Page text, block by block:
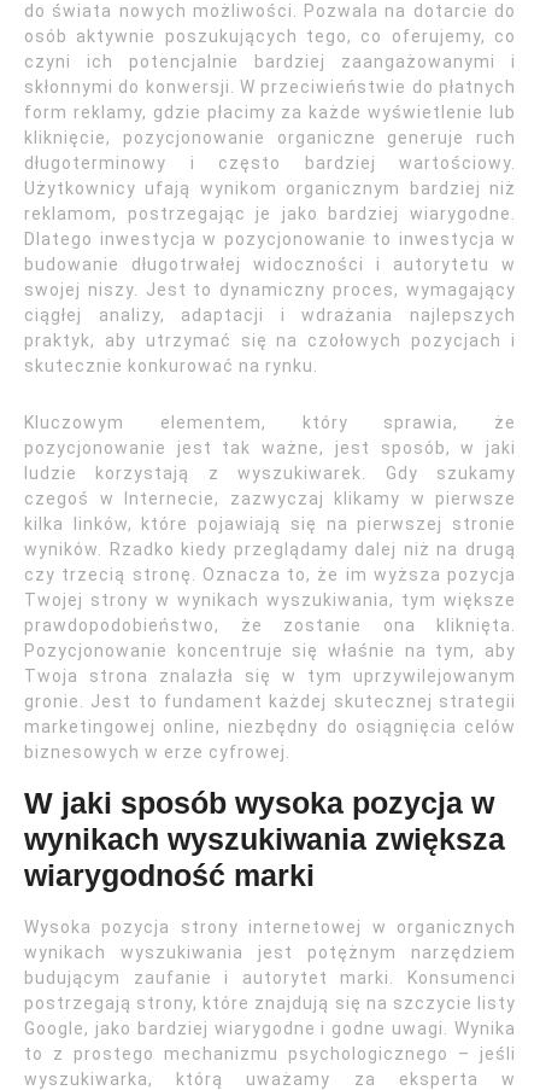
do świata nowych możliwości. Pozwala na dotarcie do
osób aktywnie poszukujących tego, co oferujemy, co
czyni ich potencjalnie bardziej zaangażowanymi i
skłonnymi do konwersji. W przeciwieństwie do płatnych
form reklamy, gdzie płacimy za każde wyświetlenie lub
kliknięcie, pozycjonowanie organiczne generuje ruch
długoterminowy i często bardziej wartościowy.
Użytkownicy ufają wynikom organicznym bardziej niż
reklamom, postrzegając je jako bardziej wiarygodne.
Dlatego inwestycja w pozycjonowanie to inwestycja w
budowanie długotrwałej widoczności i autorytetu w
swojej niszy. Jest to dynamiczny proces, wymagający
ciągłej analizy, adaptacji i wdrażania najlepszych
praktyk, aby utrzymać się na czołowych pozycjach i
skutecznie konkurować na rynku.
Kluczowym elementem, który sprawia, że
pozycjonowanie jest tak ważne, jest sposób, w jaki
ludzie korzystają z wyszukiwarek. Gdy szukamy
czegoś w Internecie, zazwyczaj klikamy w pierwsze
kilka linków, które pojawiają się na pierwszej stronie
wyników. Rzadko kiedy przeglądamy dalej niż na drugą
czy trzecią stronę. Oznacza to, że im wyższa pozycja
Twojej strony w wynikach wyszukiwania, tym większe
prawdopodobieństwo, że zostanie ona kliknięta.
Pozycjonowanie koncentruje się właśnie na tym, aby
Twoja strona znalazła się w tym uprzywilejowanym
gronie. Jest to fundament każdej skutecznej strategii
marketingowej online, niezbędny do osiągnięcia celów
biznesowych w erze cyfrowej.
W jaki sposób wysoka pozycja w
wynikach wyszukiwania zwiększa
wiarygodność marki
Wysoka pozycja strony internetowej w organicznych
wynikach wyszukiwania jest potężnym narzędziem
budującym zaufanie i autorytet marki. Konsumenci
postrzegają strony, które znajdują się na szczycie listy
Google, jako bardziej wiarygodne i godne uwagi. Wynika
to z prostego mechanizmu psychologicznego – jeśli
wyszukiwarka, którą uważamy za eksperta w